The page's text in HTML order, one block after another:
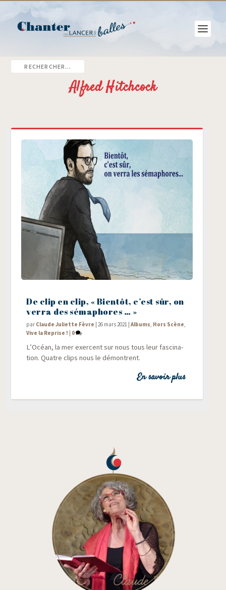
Alfred Hitchcock
De clip en clip, « Bientôt, c’est sûr, on
verra des sémaphores … »
par Claude Juliette Fèvre |26 mars 2021 |Albums Hors Scène
Vive la Reprise ! | 0
L’Océan, la mer exercent sur nous tous leur fas­ci­na­
tion. Quatre clips nous le démontrent.
En savoir plus